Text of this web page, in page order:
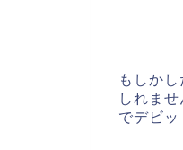
もしか
しれま
でデビッ